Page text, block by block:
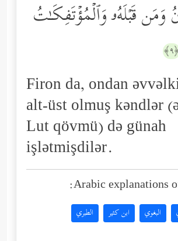
وَمَن قَبۡلَهُۥ وَٱلۡمُؤۡتَفِكَـٰتُ
Firon da, ondan
alt-üst olmuş kəndlər
Lut qövmü) də günah
işlətmişdilər.
Arabic explanations
البغوي ابن كثير الطبري